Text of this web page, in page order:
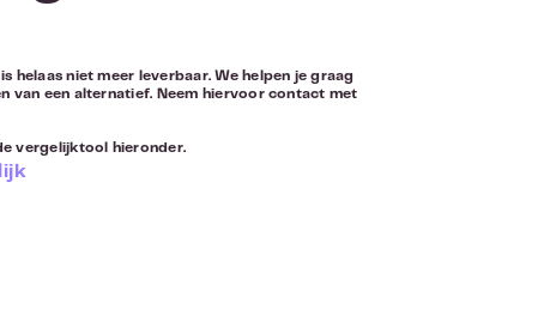
helaas niet meer leverbaar. We helpen je graag
van een alternatief. Neem hiervoorcontact met
vergelijktool hieronder.